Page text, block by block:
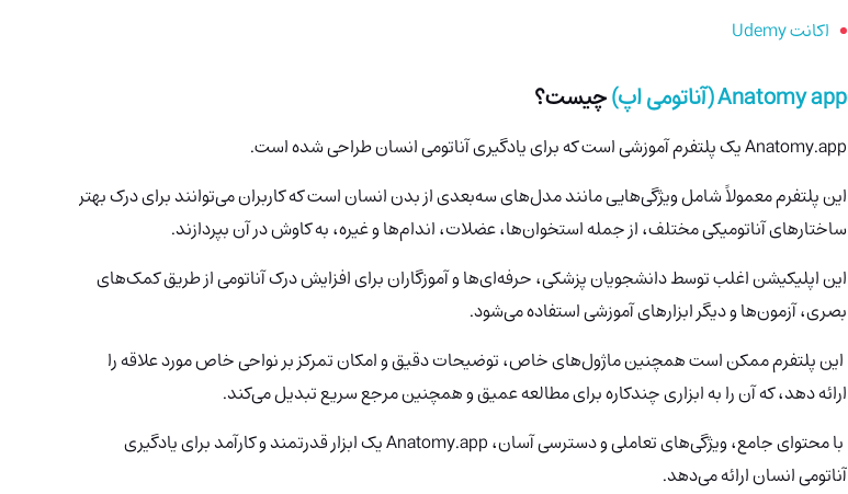
اکانت Udemy
Anatomy app (آناتومی اپ) چیست؟
Anatomy.appیک پلتفرم آموزشی است که برای یادگیری آناتومی انسان طراحی شده است.
این پلتفرم معمولاً شامل ویژگی‌هایی مانند مدل‌های سه‌بعدی از بدن انسان است که کاربران می‌توانند برای درک بهتر
ساختارهای آناتومیکی مختلف، از جمله استخوان‌ها، عضلات، اندام‌ها و غیره، به کاوش در آن بپردازند.
این اپلیکیشن اغلب توسط دانشجویان پزشکی، حرفه‌ای‌ها و آموزگاران برای افزایش درک آناتومی از طریق کمک‌های
بصری، آزمون‌ها و دیگر ابزارهای آموزشی استفاده می‌شود.
این پلتفرم ممکن است همچنین ماژول‌های خاص، توضیحات دقیق و امکان تمرکز بر نواحی خاص مورد علاقه را
ارائه دهد، که آن را به ابزاری چندکاره برای مطالعه عمیق و همچنین مرجع سریع تبدیل می‌کند.
با محتوای جامع، ویژگی‌های تعاملی و دسترسی آسان، Anatomy.app
یک ابزار قدرتمند و کارآمد برای یادگیری
آناتومی انسان ارائه می‌دهد.